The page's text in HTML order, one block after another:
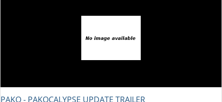
PAKO - PAKOCALYPSE UPDATE TRAILER